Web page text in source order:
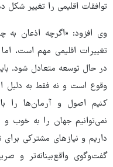
توافقات اقلیمی را تغییر شکل
وی افزود: «اگرچه اذعان
تغییرات اقلیمی مهم است، اما
در حال توسعه متعادل شود.
وقوع است و نه فقط به
کنیم اصول و آرمان‌ها را
نمی‌توانیم جهان را به خوب
داریم و نیازهای مشترکی
گفت‌وگوی واقع‌بینانه‌تر و